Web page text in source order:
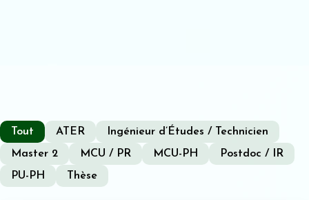
Tout ATER
Ingénieur d’Études / Technicien
Master 2
MCU / PR MCU-PH
Postdoc / IR
PU-PH
Thèse